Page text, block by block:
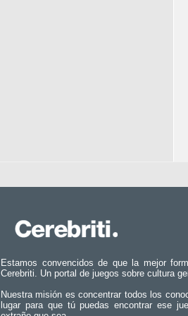
Estamos convencidos de que la mejor
Cerebriti. Un portal de juegos sobre cultura
Nuestra misión es concentrar todos los
lugar para que tú puedas encontrar ese